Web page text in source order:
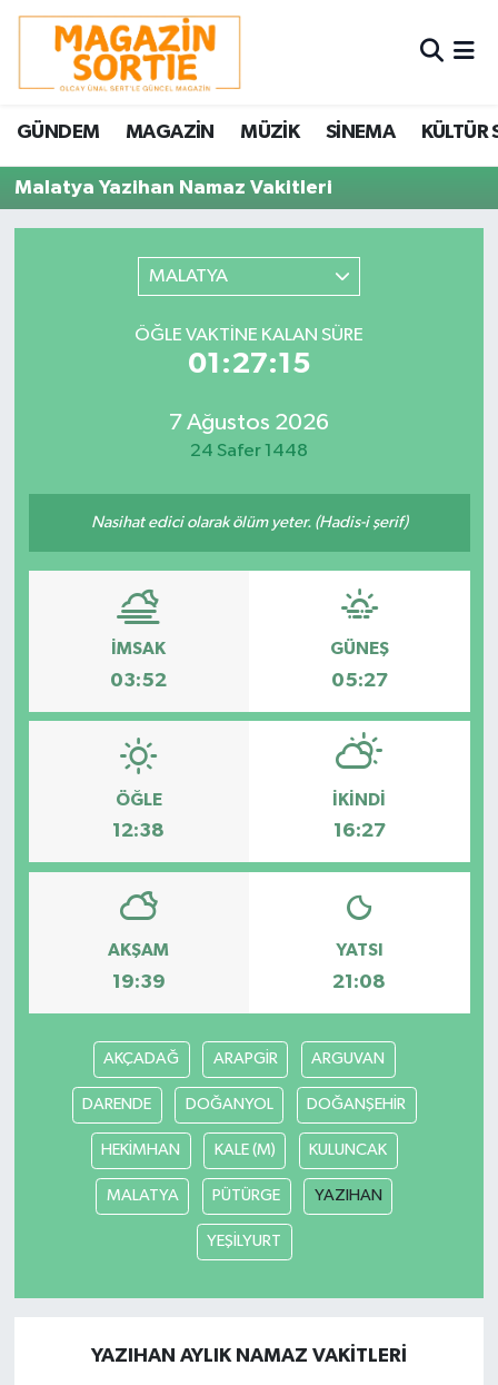
GÜNDEM MAGAZİN MÜZİK SİNEMA KÜLTÜR
Malatya Yazihan Namaz Vakitleri
MALATYA
ÖĞLE VAKTINE KALAN SÜRE
01:27:15
7 Ağustos 2026
24 Safer 1448
Nasihat edici olarak ölüm yeter. (Hadis-i şerif)
İMSAK
03:52
GÜNEŞ
05:27
ÖĞLE
12:38
İKINDI
16:27
AKŞAM
19:39
YATSI
21:08
AKÇADAĞ ARAPGİR ARGUVAN
DARENDE DOĞANYOL DOĞANŞEHİR
HEKİMHAN KALE (M) KULUNCAK
MALATYA PÜTÜRGE YAZIHAN
YEŞİLYURT
YAZIHAN AYLIK NAMAZ VAKITLERI
Nöbetçi Eczaneler
Hava Durumu
Trafik Durumu
Süper Lig Puan Durumu ve Fikstür
Son Dakika Haberleri